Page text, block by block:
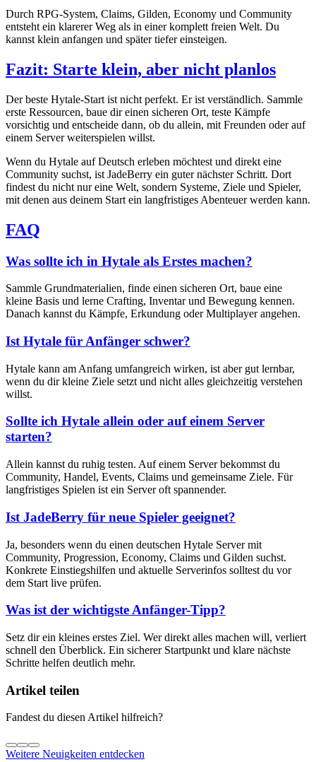
Durch RPG-System, Claims, Gilden, Economy und Community
entsteht ein klarerer Weg als in einer komplett freien Welt. Du
kannst klein anfangen und später tiefer einsteigen.
Fazit: Starte klein, aber nicht planlos
Der beste Hytale-Start ist nicht perfekt. Er ist verständlich. Sammle
erste Ressourcen, baue dir einen sicheren Ort, teste Kämpfe
vorsichtig und entscheide dann, ob du allein, mit Freunden oder auf
einem Server weiterspielen willst.
Wenn du Hytale auf Deutsch erleben möchtest und direkt eine
Community suchst, ist JadeBerry ein guter nächster Schritt. Dort
findest du nicht nur eine Welt, sondern Systeme, Ziele und Spieler,
mit denen aus deinem Start ein langfristiges Abenteuer werden kann.
FAQ
Was sollte ich in Hytale als Erstes machen?
Sammle Grundmaterialien, finde einen sicheren Ort, baue eine
kleine Basis und lerne Crafting, Inventar und Bewegung kennen.
Danach kannst du Kämpfe, Erkundung oder Multiplayer angehen.
Ist Hytale für Anfänger schwer?
Hytale kann am Anfang umfangreich wirken, ist aber gut lernbar,
wenn du dir kleine Ziele setzt und nicht alles gleichzeitig verstehen
willst.
Sollte ich Hytale allein oder auf einem Server
starten?
Allein kannst du ruhig testen. Auf einem Server bekommst du
Community, Handel, Events, Claims und gemeinsame Ziele. Für
langfristiges Spielen ist ein Server oft spannender.
Ist JadeBerry für neue Spieler geeignet?
Ja, besonders wenn du einen deutschen Hytale Server mit
Community, Progression, Economy, Claims und Gilden suchst.
Konkrete Einstiegshilfen und aktuelle Serverinfos solltest du vor
dem Start live prüfen.
Was ist der wichtigste Anfänger-Tipp?
Setz dir ein kleines erstes Ziel. Wer direkt alles machen will, verliert
schnell den Überblick. Ein sicherer Startpunkt und klare nächste
Schritte helfen deutlich mehr.
Artikel teilen
Fandest du diesen Artikel hilfreich?
Weitere Neuigkeiten entdecken